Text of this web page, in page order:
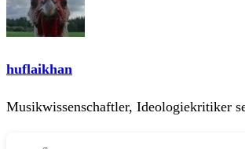
huflaikhan
Musikwissenschaftler, Ideologiekritiker